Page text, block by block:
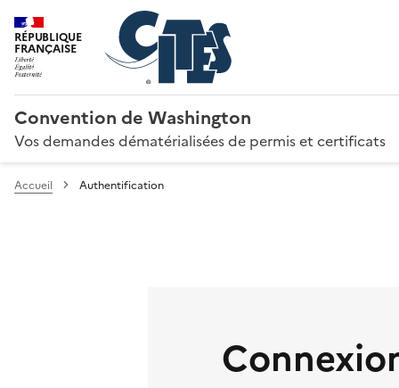
RÉPUBLIQUE
FRANÇAISE
Convention de Washington
Vos demandes dématérialisées de permis et certificats
Accueil Authentification